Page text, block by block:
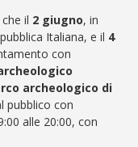
il 2 giugno, in
Italiana, e il 4
con
archeologico di
pubblico con
alle 20:00, con